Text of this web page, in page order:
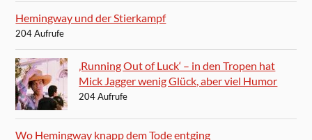
Hemingway und der Stierkampf
204 Aufrufe
‚Running Out of Luck‘ – in den Tropen hat
Mick Jagger wenig Glück, aber viel Humor
204 Aufrufe
Wo Hemingway knapp dem Tode entging